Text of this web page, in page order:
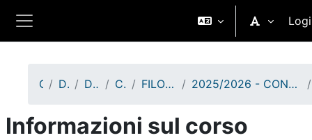
Pannello laterale
Corsi Didattica A.A. 2025/2026 Dipartimento di Studi Umanistici Corsi di Laurea Magistrale FILOLOGIA E PATRIMONIO CULTURALE - VERCELLI - I anno 2025/2026 - CONTEMPORARY HISTORY E DIDATTICA DELLA GEOGRAFIA: CONTEMPORARY HISTORY LE0711 Percorso moderno e contemporaneo - VERCELLI
Informazioni sul corso